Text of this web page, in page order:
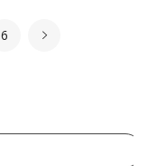
6